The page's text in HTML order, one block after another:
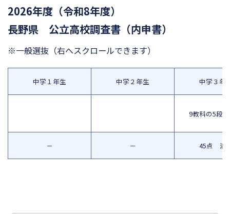
2026年度（令和8年度）
長野県 公立高校調査書（内申書）
※一般選抜 （右へスクロールできます）
中学１年生
－
中学２年生
－
中学３年
9教科の5段
45点 満